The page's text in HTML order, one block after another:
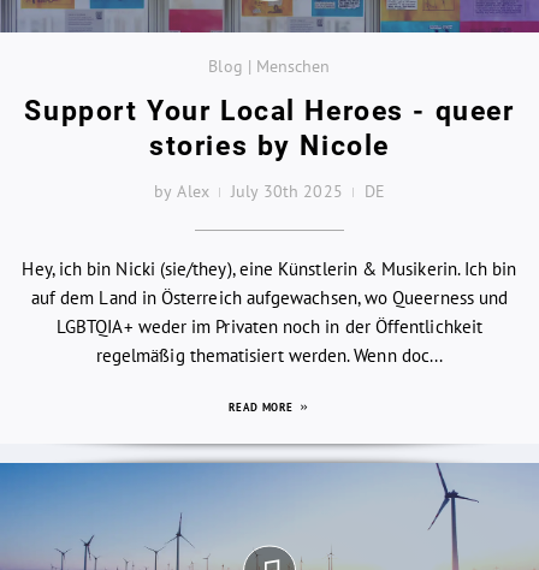
Blog | Menschen
Support Your Local Heroes - queer
stories by Nicole
by Alex July 30th 2025 DE
Hey, ich bin Nicki (sie/they), eine Künstlerin & Musikerin. Ich bin
auf dem Land in Österreich aufgewachsen, wo Queerness und
LGBTQIA+ weder im Privaten noch in der Öffentlichkeit
regelmäßig thematisiert werden. Wenn doc...
READ MORE